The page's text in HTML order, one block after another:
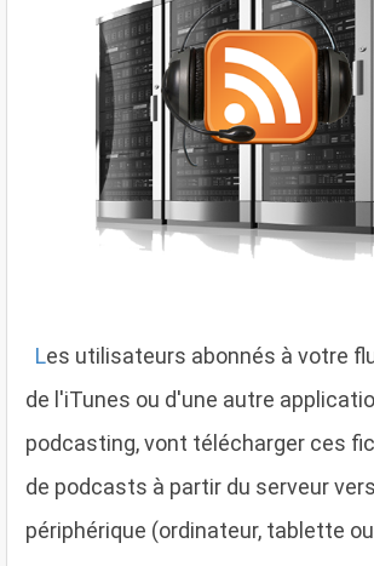
Les utilisateurs abonnés à votre
de l'iTunes ou d'une autre
podcasting, vont télécharger ces
de podcasts à partir du serveur
périphérique (ordinateur, tablette